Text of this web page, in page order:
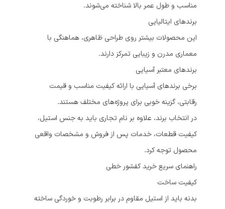
مناسب و طول عمر بالا شناخته می‌شوند.
برندهای ایتالیایی
این محصولات بیشتر روی طراحی ظاهری، هماهنگی با
معماری مدرن و زیبایی تمرکز دارند.
برندهای معتبر آسیایی
برخی برندهای آسیایی با ارائه کیفیت مناسب و قیمت
رقابتی، گزینه خوبی برای پروژه‌های مختلف هستند.
در انتخاب برند، علاوه بر نام تجاری باید به جنس استیل،
کیفیت قطعات، خدمات پس از فروش و مشخصات واقعی
محصول توجه کرد.
راهنمای سریع خرید کفشور خطی
کیفیت ساخت
بدنه باید از استیل مقاوم در برابر رطوبت و خوردگی ساخته